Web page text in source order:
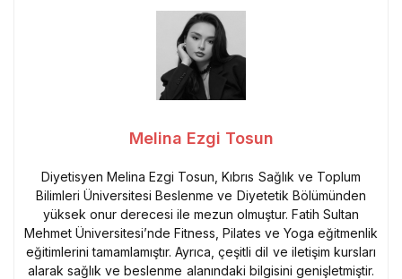
Melina Ezgi Tosun
Diyetisyen Melina Ezgi Tosun, Kıbrıs Sağlık ve Toplum
Bilimleri Üniversitesi Beslenme ve Diyetetik Bölümünden
yüksek onur derecesi ile mezun olmuştur. Fatih Sultan
Mehmet Üniversitesi’nde Fitness, Pilates ve Yoga eğitmenlik
eğitimlerini tamamlamıştır. Ayrıca, çeşitli dil ve iletişim kursları
alarak sağlık ve beslenme alanındaki bilgisini genişletmiştir.